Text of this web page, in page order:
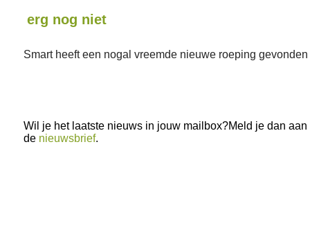
erg nog niet
Smart heeft een nogal vreemde nieuwe roeping gevonden
Wil je het laatste nieuws in jouw mailbox?Meld je dan aan
de nieuwsbrief.